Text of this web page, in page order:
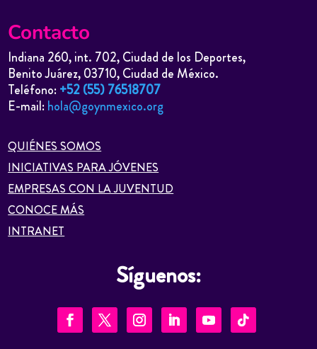
Contacto
Indiana 260, int. 702, Ciudad de los Deportes,
Benito Juárez, 03710, Ciudad de México.
Teléfono:+52 (55) 76518707
E-mail:hola@goynmexico.org
QUIÉNES SOMOS
INICIATIVAS PARA JÓVENES
EMPRESAS CON LA JUVENTUD
CONOCE MÁS
INTRANET
Síguenos: